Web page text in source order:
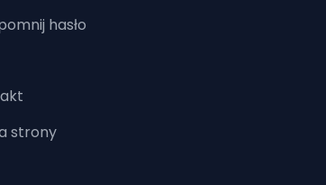
hasło
strony